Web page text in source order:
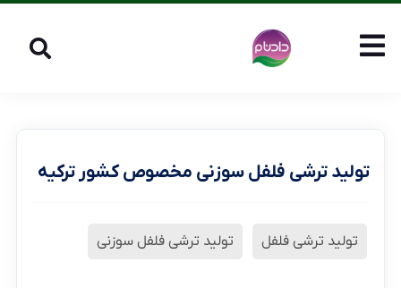
تولید ترشی فلفل سوزنی مخصوص کشور ترکیه
تولید ترشی فلفل تولید ترشی فلفل سوزنی